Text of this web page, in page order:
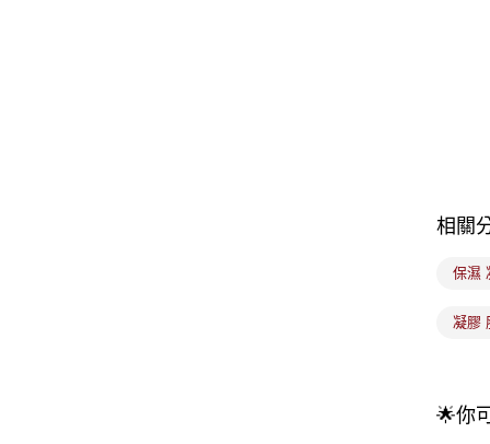
相關
保濕
凝膠
🌟你